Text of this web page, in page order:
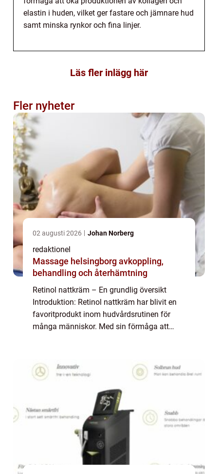
elastin i huden, vilket ger fastare och jämnare hud
samt minska rynkor och fina linjer.
Läs fler inlägg här
Fler nyheter
02 augusti 2026 Johan Norberg
redaktionel
Massage helsingborg avkoppling,
behandling och återhämtning
Retinol nattkräm – En grundlig översikt
Introduktion: Retinol nattkräm har blivit en
favoritprodukt inom hudvårdsrutinen för
många människor. Med sin förmåga att